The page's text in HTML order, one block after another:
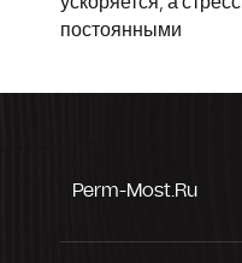
постоянными
Perm-Most.ru